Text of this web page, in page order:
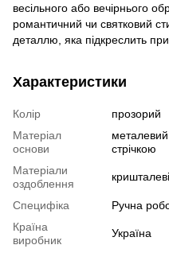
весільного або вечірнього
романтичний чи святковий
деталлю, яка підкреслить
Характеристики
Колір
прозорий
Матеріал
основи
стрічкою
Матеріали
оздоблення
Специфіка
Ручна
Країна
виробник
Україна